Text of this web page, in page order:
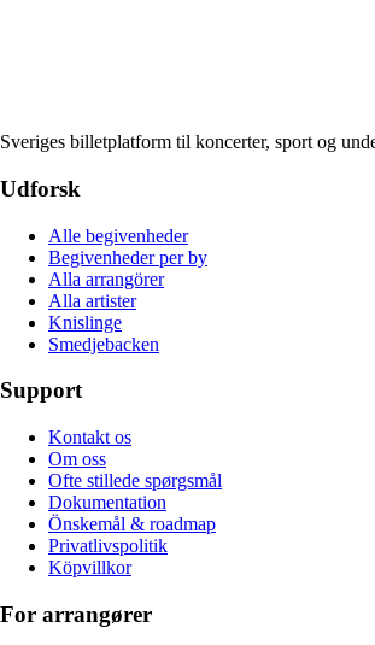
Sveriges billetplatform til koncerter, sport og
Udforsk
Alle begivenheder
Begivenheder per by
Alla arrangörer
Alla artister
Knislinge
Smedjebacken
Support
Kontakt os
Om oss
Ofte stillede spørgsmål
Dokumentation
Önskemål & roadmap
Privatlivspolitik
Köpvillkor
For arrangører